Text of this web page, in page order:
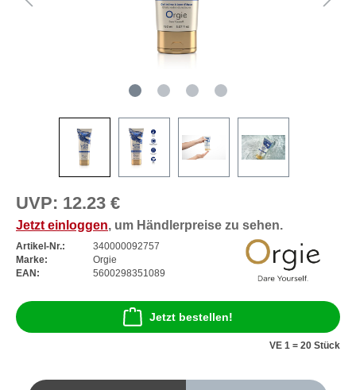
UVP: 12.23 €
Jetzt einloggen, um Händlerpreise zu sehen.
Artikel-Nr.:
340000092757
Marke:
Orgie
EAN:
5600298351089
Jetzt bestellen!
VE 1 = 20 Stück